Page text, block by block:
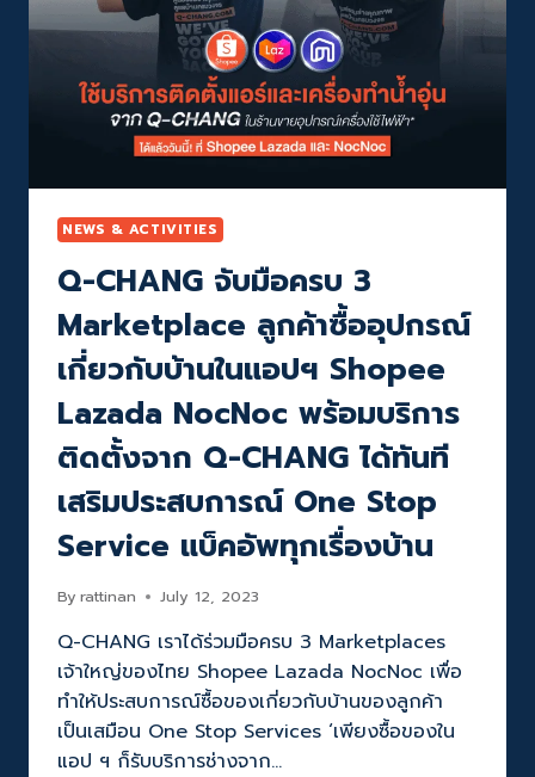
ช่าง
ไทย
เพื่อ
ชีวิต
ทุก
วัน
ช่าง
ไกล
โลก
NEWS & ACTIVITIES
Q-CHANG จับมือครบ 3
Marketplace ลูกค้าซื้ออุปกรณ์
เกี่ยวกับบ้านในแอปฯ Shopee
Lazada NocNoc พร้อมบริการ
ติดตั้งจาก Q-CHANG ได้ทันที
เสริมประสบการณ์ One Stop
Service แบ็คอัพทุกเรื่องบ้าน
By rattinan July 12, 2023
Q-CHANG เราได้ร่วมมือครบ 3 Marketplaces
เจ้าใหญ่ของไทย Shopee Lazada NocNoc เพื่อ
ทำให้ประสบการณ์ซื้อของเกี่ยวกับบ้านของลูกค้า
เป็นเสมือน One Stop Services ‘เพียงซื้อของใน
แอป ฯ ก็รับบริการช่างจาก…